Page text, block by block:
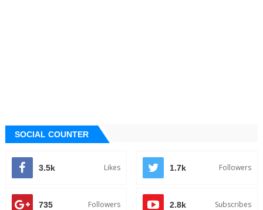
SOCIAL COUNTER
3.5k Likes 1.7k Followers
735 Followers 2.8k Subscribes